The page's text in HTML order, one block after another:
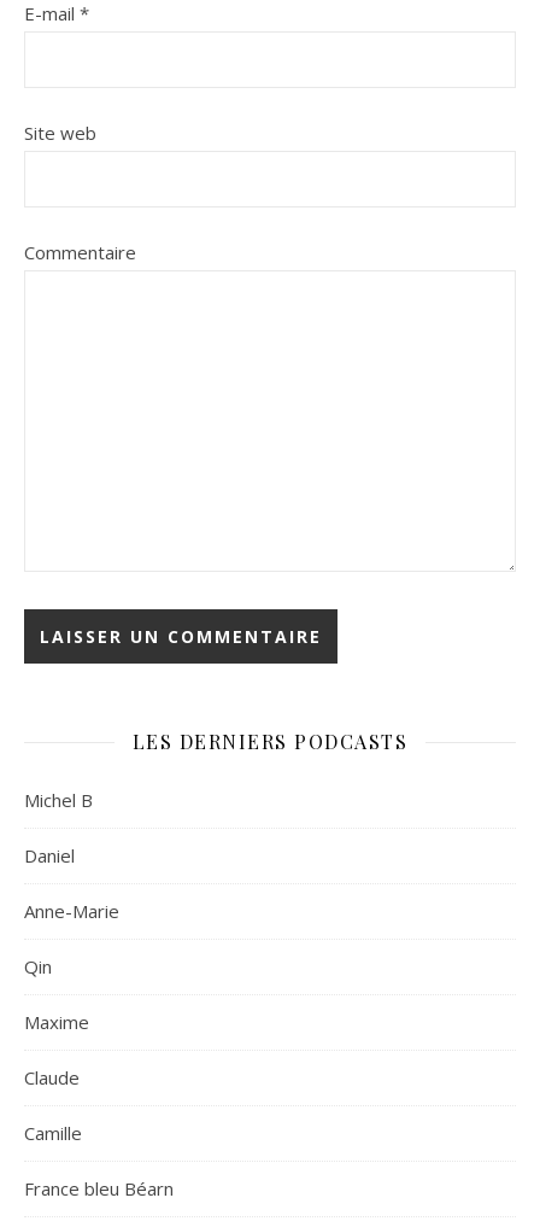
E-mail *
Site web
Commentaire
LES DERNIERS PODCASTS
Michel B
Daniel
Anne-Marie
Qin
Maxime
Claude
Camille
France bleu Béarn